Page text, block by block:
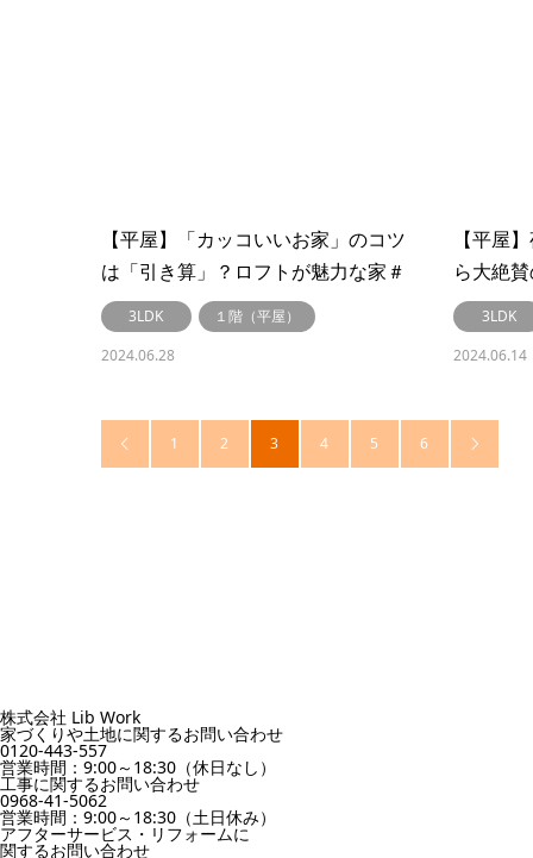
【平屋】「カッコいいお家」のコツ
は「引き算」？ロフトが魅力な家＃
2473LDK
１階（平屋）
2024.06.28
【平屋
ら大絶
3LDK
2024.06.14
 1 2 3 4 5 6 
株式会社 Lib Work
家づくりや土地に関するお問い合わせ
0120-443-557
営業時間：9:00～18:30（休日なし）
工事に関するお問い合わせ
0968-41-5062
営業時間：9:00～18:30（土日休み）
アフターサービス・リフォームに
関するお問い合わせ